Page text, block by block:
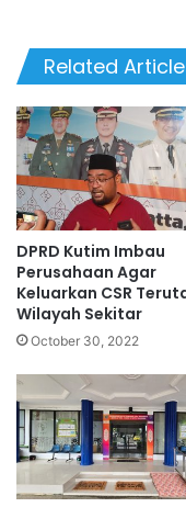
Related
DPRD Kutim Imbau
Perusahaan Agar
Keluarkan CSR
Wilayah Sekitar
October 30, 2022